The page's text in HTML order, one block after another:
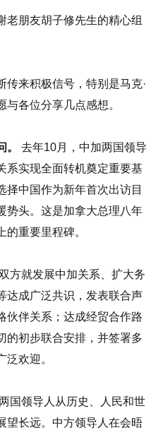
老朋友胡子修先生的精心组
传来积极信号，特别是马克·
各位分享几点感想。
去年10月，中加两国领导
系实现全面转机奠定重要基
择中国作为新年首次出访目
势头。这是加拿大总理八年
重要里程碑。
方就发展中加关系、扩大务
达成广泛共识，发表联合声
伙伴关系；达成经贸合作路
的初步联合安排，并签署多
欢迎。
国领导人从历史、人民和世
望长远。中方领导人在会晤